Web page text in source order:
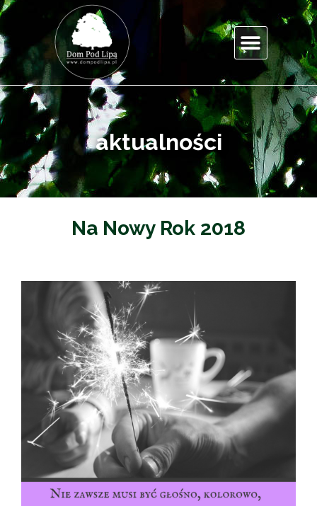
aktualności
Na Nowy Rok 2018